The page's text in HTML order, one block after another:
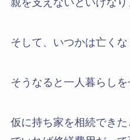
親を支えないといけなり
そして、いつかは亡くな
そうなると一人暮らしを
仮に持ち家を相続でき